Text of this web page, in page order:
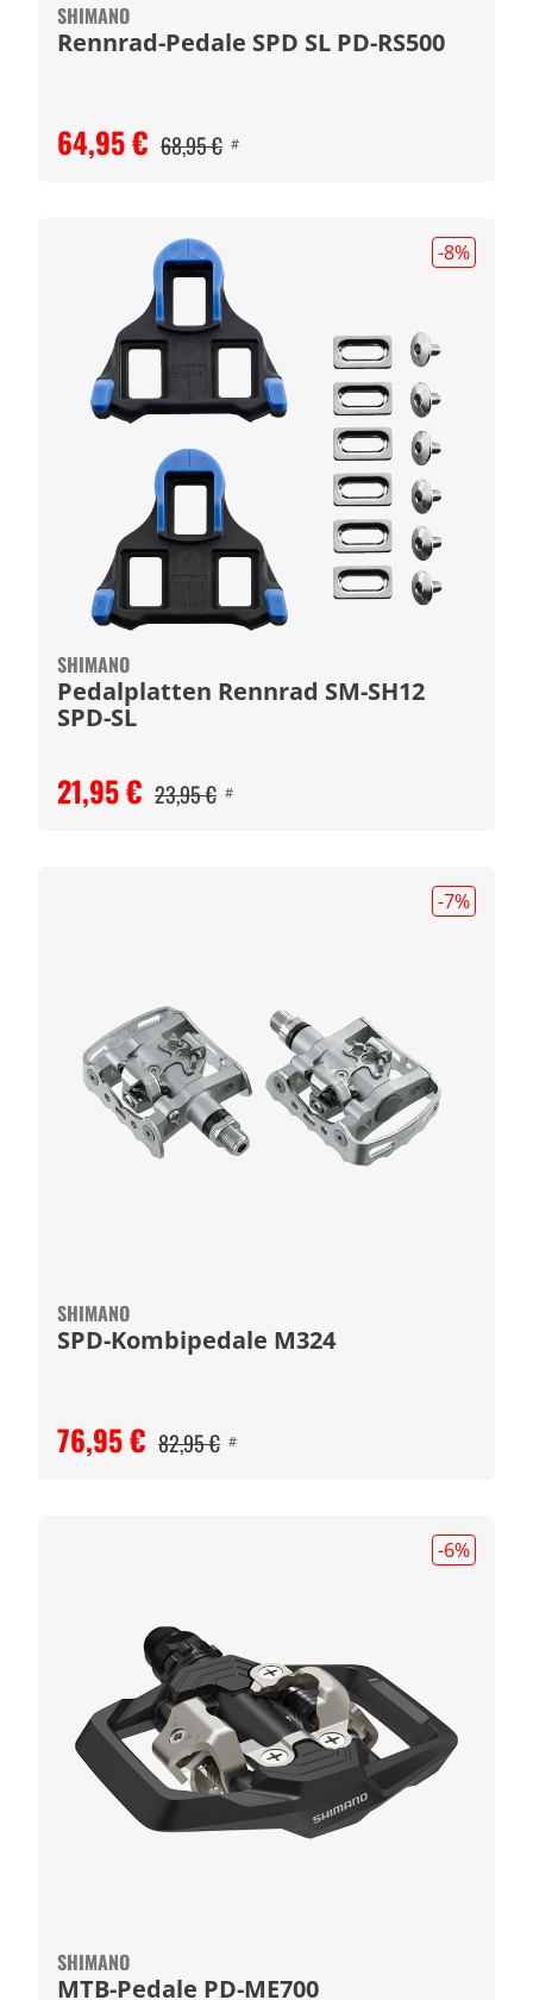
SHIMANO
Rennrad-Pedale SPD SL PD-RS500
64,95 € 68,95 € #
-8%
SHIMANO
Pedalplatten Rennrad SM-SH12
SPD-SL
21,95 € 23,95 € #
-7%
SHIMANO
SPD-Kombipedale M324
76,95 € 82,95 € #
-6%
SHIMANO
MTB-Pedale PD-ME700